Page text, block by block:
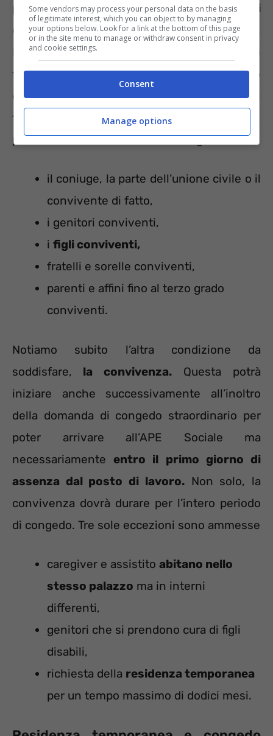
posto di lavoro per un massimo di due anni
continuando a ricevere la retribuzione base.
L’intero periodo è coperto da contribuzione
figurativa. Per avere accesso al beneficio
occorrerà rispettare delle condizioni. Prima di
tutto
l’ordine di priorità. In successione,
possono inoltrare domanda di congedo
il coniuge, la parte dell’unione civile o il
convivente di fatto,
i genitori conviventi,
i figli conviventi,
fratelli e sorelle conviventi,
parenti e affini fino al terzo grado
conviventi.
Notiamo subito l’altra condizione da
soddisfare, la convivenza. Questa potrà
iniziare anche successivamente all’inoltro
della domanda di congedo straordinario per
poter arrivare all’APE Sociale ma
necessariamenteentro il primo giorno di
assenza dal posto di lavoro.Non solo, la
convivenza dovrà durare per l’intero periodo
di congedo. Tre sole eccezioni sono ammesse
caregiver e assistito abitano nello
stesso palazzo ma in interni
differenti,
genitori che si prendono cura di figli
disabili,
richiesta della residenza temporanea
per un tempo massimo di dodici mesi.
Some vendors may process your personal data on the basis
of legitimate interest, which you can object to by managing
your options below. Look for a link at the bottom of this page
or in the site menu to manage or withdraw consent in privacy
and cookie settings.
Consent
Manage options